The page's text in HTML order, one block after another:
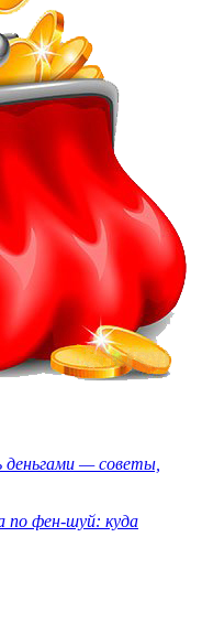
деньгами — советы,
фен-шуй: куда